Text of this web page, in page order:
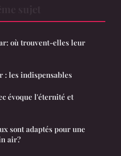
où trouvent-elles leur
: les indispensables
évoque l'éternité et
sont adaptés pour une
air?